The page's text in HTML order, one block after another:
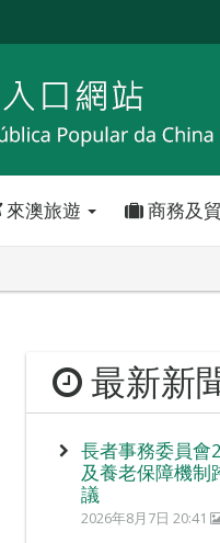
來澳旅遊 商務及
最新新
長者事務委員會
及養老保障機制
議
2026年8月7日 20:41